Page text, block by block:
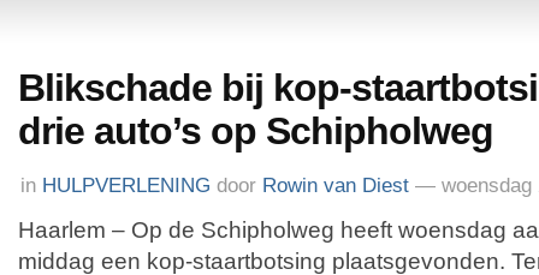
Blikschade bij kop-
drie auto’s op Schipholweg
in HULPVERLENING door Rowin van Diest — woensdag
Haarlem – Op de Schipholweg heeft woensdag
middag een kop-staartbotsing plaatsgevonden.